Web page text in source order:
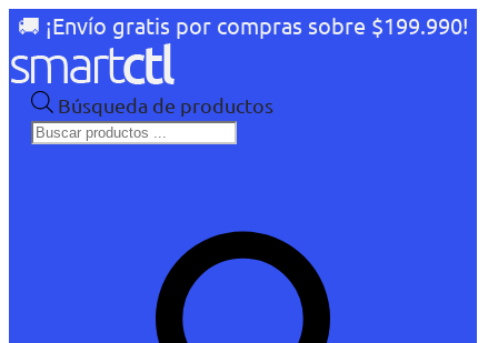
🚚 ¡Envío gratis por compras sobre $199.990!
Búsqueda de productos